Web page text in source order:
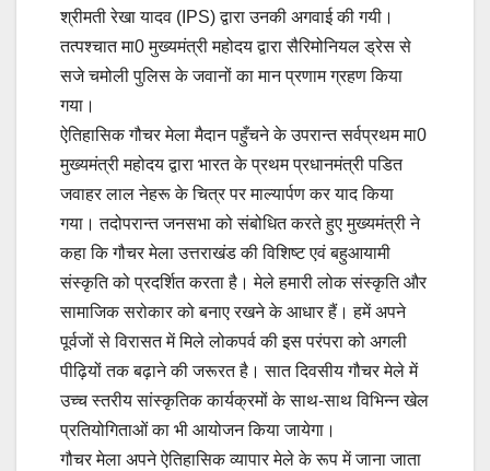
श्रीमती रेखा यादव (IPS) द्वारा उनकी अगवाई की गयी।
तत्पश्चात मा0 मुख्यमंत्री महोदय द्वारा सैरिमोनियल ड्रेस से
सजे चमोली पुलिस के जवानों का मान प्रणाम ग्रहण किया
गया।
ऐतिहासिक गौचर मेला मैदान पहुँचने के उपरान्त सर्वप्रथम मा0
मुख्यमंत्री महोदय द्वारा भारत के प्रथम प्रधानमंत्री पडित
जवाहर लाल नेहरू के चित्र पर माल्यार्पण कर याद किया
गया। तदोपरान्त जनसभा को संबोधित करते हुए मुख्यमंत्री ने
कहा कि गौचर मेला उत्तराखंड की विशिष्ट एवं बहुआयामी
संस्कृति को प्रदर्शित करता है। मेले हमारी लोक संस्कृति और
सामाजिक सरोकार को बनाए रखने के आधार हैं। हमें अपने
पूर्वजों से विरासत में मिले लोकपर्व की इस परंपरा को अगली
पीढ़ियों तक बढ़ाने की जरूरत है। सात दिवसीय गौचर मेले में
उच्च स्तरीय सांस्कृतिक कार्यक्रमों के साथ-साथ विभिन्न खेल
प्रतियोगिताओं का भी आयोजन किया जायेगा।
गौचर मेला अपने ऐतिहासिक व्यापार मेले के रूप में जाना जाता